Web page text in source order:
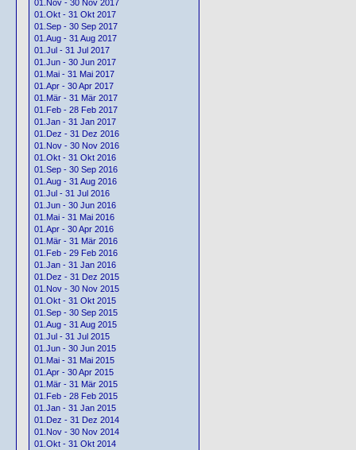
01.Nov - 30 Nov 2017
01.Okt - 31 Okt 2017
01.Sep - 30 Sep 2017
01.Aug - 31 Aug 2017
01.Jul - 31 Jul 2017
01.Jun - 30 Jun 2017
01.Mai - 31 Mai 2017
01.Apr - 30 Apr 2017
01.Mär - 31 Mär 2017
01.Feb - 28 Feb 2017
01.Jan - 31 Jan 2017
01.Dez - 31 Dez 2016
01.Nov - 30 Nov 2016
01.Okt - 31 Okt 2016
01.Sep - 30 Sep 2016
01.Aug - 31 Aug 2016
01.Jul - 31 Jul 2016
01.Jun - 30 Jun 2016
01.Mai - 31 Mai 2016
01.Apr - 30 Apr 2016
01.Mär - 31 Mär 2016
01.Feb - 29 Feb 2016
01.Jan - 31 Jan 2016
01.Dez - 31 Dez 2015
01.Nov - 30 Nov 2015
01.Okt - 31 Okt 2015
01.Sep - 30 Sep 2015
01.Aug - 31 Aug 2015
01.Jul - 31 Jul 2015
01.Jun - 30 Jun 2015
01.Mai - 31 Mai 2015
01.Apr - 30 Apr 2015
01.Mär - 31 Mär 2015
01.Feb - 28 Feb 2015
01.Jan - 31 Jan 2015
01.Dez - 31 Dez 2014
01.Nov - 30 Nov 2014
01.Okt - 31 Okt 2014